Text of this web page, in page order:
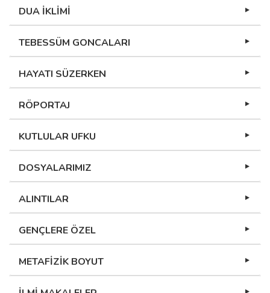
DUA İKLİMİ
TEBESSÜM GONCALARI
HAYATI SÜZERKEN
RÖPORTAJ
KUTLULAR UFKU
DOSYALARIMIZ
ALINTILAR
GENÇLERE ÖZEL
METAFİZİK BOYUT